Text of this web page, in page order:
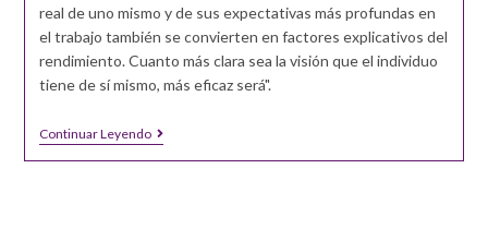
real de uno mismo y de sus expectativas más profundas en
el trabajo también se convierten en factores explicativos del
rendimiento. Cuanto más clara sea la visión que el individuo
tiene de sí mismo, más eficaz será".
Continuar Leyendo